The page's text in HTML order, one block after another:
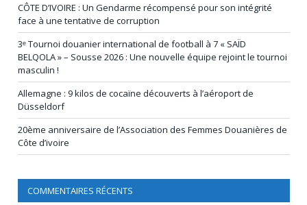
CÔTE D’IVOIRE : Un Gendarme récompensé pour son intégrité
face à une tentative de corruption
3ᵉ Tournoi douanier international de football à 7 « SAÏD
BELQOLA » – Sousse 2026 : Une nouvelle équipe rejoint le tournoi
masculin !
Allemagne : 9 kilos de cocaïne découverts à l’aéroport de
Düsseldorf
20ème anniversaire de l’Association des Femmes Douanières de
Côte d’ivoire
COMMENTAIRES RÉCENTS